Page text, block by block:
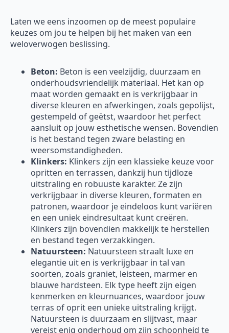
Laten we eens inzoomen op de meest populaire
keuzes om jou te helpen bij het maken van een
weloverwogen beslissing.
Beton: Beton is een veelzijdig, duurzaam en
onderhoudsvriendelijk materiaal. Het kan op
maat worden gemaakt en is verkrijgbaar in
diverse kleuren en afwerkingen, zoals gepolijst,
gestempeld of geëtst, waardoor het perfect
aansluit op jouw esthetische wensen. Bovendien
is het bestand tegen zware belasting en
weersomstandigheden.
Klinkers: Klinkers zijn een klassieke keuze voor
opritten en terrassen, dankzij hun tijdloze
uitstraling en robuuste karakter. Ze zijn
verkrijgbaar in diverse kleuren, formaten en
patronen, waardoor je eindeloos kunt variëren
en een uniek eindresultaat kunt creëren.
Klinkers zijn bovendien makkelijk te herstellen
en bestand tegen verzakkingen.
Natuursteen: Natuursteen straalt luxe en
elegantie uit en is verkrijgbaar in tal van
soorten, zoals graniet, leisteen, marmer en
blauwe hardsteen. Elk type heeft zijn eigen
kenmerken en kleurnuances, waardoor jouw
terras of oprit een unieke uitstraling krijgt.
Natuursteen is duurzaam en slijtvast, maar
vereist enig onderhoud om zijn schoonheid te